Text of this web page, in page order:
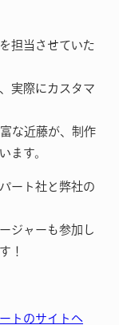
担当させていた
実際にカスタマ
な近藤が、制作
ます。
ート社と弊社の
ジャーも参加し
！
トのサイトへ